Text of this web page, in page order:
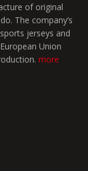
of original
The company’s
jerseys and
Union
more